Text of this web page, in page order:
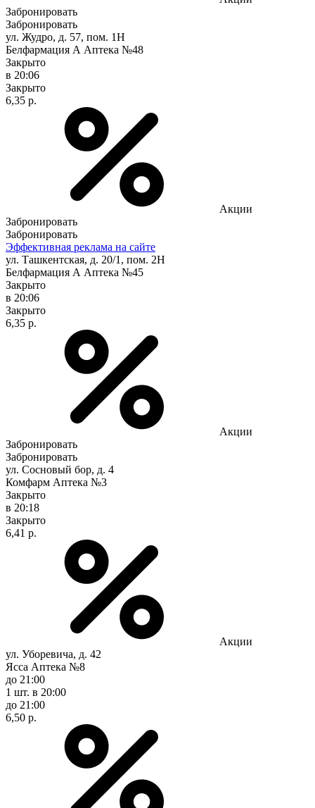
Забронировать
Забронировать
ул. Жудро, д. 57, пом. 1Н
Белфармация А Аптека №48
Закрыто
в 20:06
Закрыто
6,35 р.
Акции
Забронировать
Забронировать
Эффективная реклама на сайте
ул. Ташкентская, д. 20/1, пом. 2Н
Белфармация А Аптека №45
Закрыто
в 20:06
Закрыто
6,35 р.
Акции
Забронировать
Забронировать
ул. Сосновый бор, д. 4
Комфарм Аптека №3
Закрыто
в 20:18
Закрыто
6,41 р.
Акции
ул. Уборевича, д. 42
Ясса Аптека №8
до 21:00
1 шт. в 20:00
до 21:00
6,50 р.